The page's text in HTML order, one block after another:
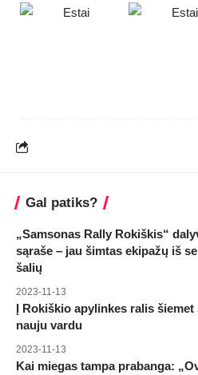
Gal patiks?
„Samsonas Rally Rokiškis“
sąraše – jau šimtas ekipažų iš
šalių
2023-11-13
Į Rokiškio apylinkes ralis šiemet
nauju vardu
2023-11-13
Kai miegas tampa prabanga: